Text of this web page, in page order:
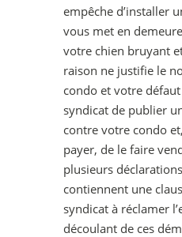
empêche d’installer
vous met en
votre chien bruyant
raison ne justifie le
condo et votre
syndicat de publier
contre votre condo
payer, de le faire
plusieurs
contiennent une
syndicat à réclamer
découlant de ces